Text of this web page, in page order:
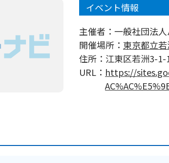
イベント情報
主催者： 一般社団法
開催場所： 東京都立
住所： 江東区若洲3-1-
URL： https://